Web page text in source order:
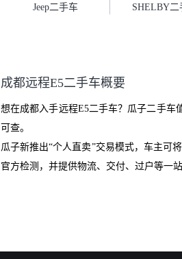
服务可以，速度很快。体验下来
自营车的感觉是要比个人车好一
我协商，主动权在平台手里。”
Jeep二手车
SHELBY二
成都远程E5二手车概要
想在成都入手远程E5二手车？瓜子二手车
可查。
瓜子新推出“个人直卖”交易模式，车主可
官方检测，并提供物流、交付、过户等一